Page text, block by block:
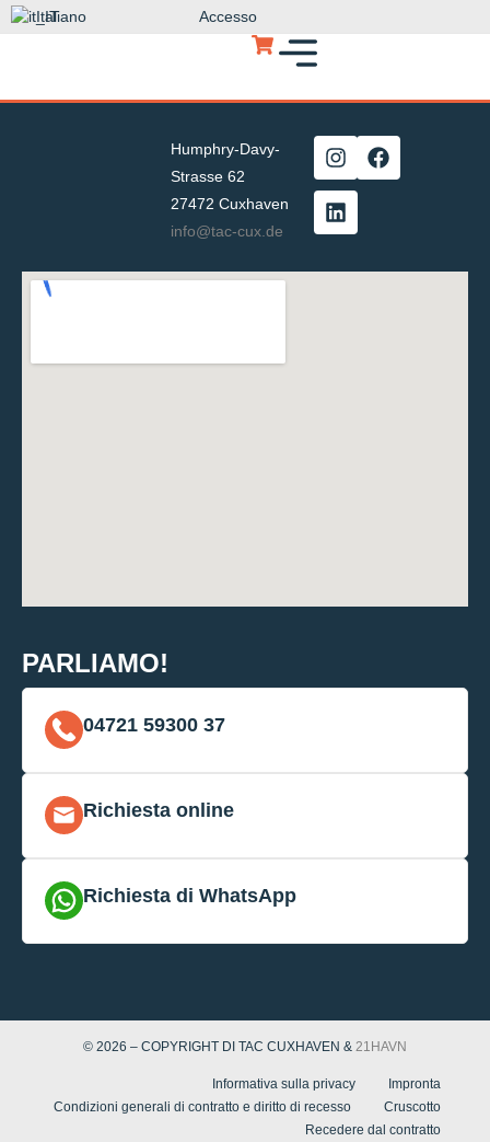
Italiano Accesso
Humphry-Davy-
Strasse 62
27472 Cuxhaven
info@tac-cux.de
PARLIAMO!
04721 59300 37
Richiesta online
Richiesta di WhatsApp
© 2026 – COPYRIGHT DI TAC CUXHAVEN & 21HAVN
Informativa sulla privacy
Impronta
Condizioni generali di contratto e diritto di recesso
Cruscotto
Recedere dal contratto